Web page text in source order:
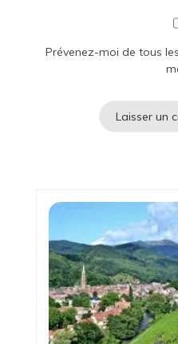
Prévenez-moi de tous